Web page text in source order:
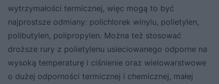
wytrzymałości termicznej, więc mogą to być
najprostsze odmiany: polichlorek winylu, polietylen,
polibutylen, polipropylen. Można też stosować
droższe rury z polietylenu usieciowanego odporne na
wysoką temperaturę i ciśnienie oraz wielowarstwowe
o dużej odporności termicznej i chemicznej, małej